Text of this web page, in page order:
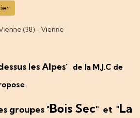
(38) - Vienne
les Alpes" de la M.J.C de
groupes "Bois Sec" et "La